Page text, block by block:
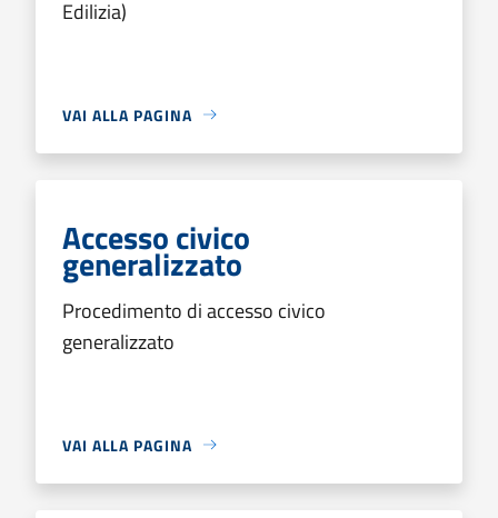
Edilizia)
VAI ALLA PAGINA
Accesso civico
generalizzato
Procedimento di accesso civico
generalizzato
VAI ALLA PAGINA